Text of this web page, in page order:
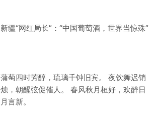
新疆“网红局长”：“中国葡萄酒，世界当惊殊”
蒲萄四时芳醇，琉璃千钟旧宾。 夜饮舞迟销
烛，朝醒弦促催人。 春风秋月桓好，欢醉日
月言新。